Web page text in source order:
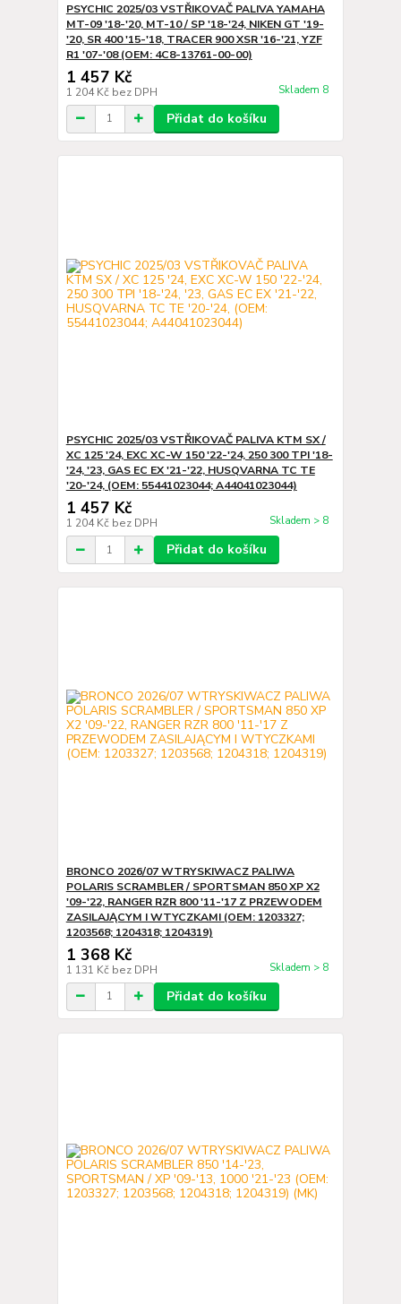
PSYCHIC 2025/03 VSTŘIKOVAČ PALIVA YAMAHA
MT-09 '18-'20, MT-10 / SP '18-'24, NIKEN GT '19-
'20, SR 400 '15-'18, TRACER 900 XSR '16-'21, YZF
R1 '07-'08 (OEM: 4C8-13761-00-00)
1 457 Kč
1 204 Kč bez DPH Skladem 8
Přidat do košíku
PSYCHIC 2025/03 VSTŘIKOVAČ PALIVA KTM SX /
XC 125 '24, EXC XC-W 150 '22-'24, 250 300 TPI '18-
'24, '23, GAS EC EX '21-'22, HUSQVARNA TC TE
'20-'24, (OEM: 55441023044; A44041023044)
1 457 Kč
1 204 Kč bez DPH Skladem > 8
Přidat do košíku
BRONCO 2026/07 WTRYSKIWACZ PALIWA
POLARIS SCRAMBLER / SPORTSMAN 850 XP X2
'09-'22, RANGER RZR 800 '11-'17 Z PRZEWODEM
ZASILAJĄCYM I WTYCZKAMI (OEM: 1203327;
1203568; 1204318; 1204319)
1 368 Kč
1 131 Kč bez DPH Skladem > 8
Přidat do košíku